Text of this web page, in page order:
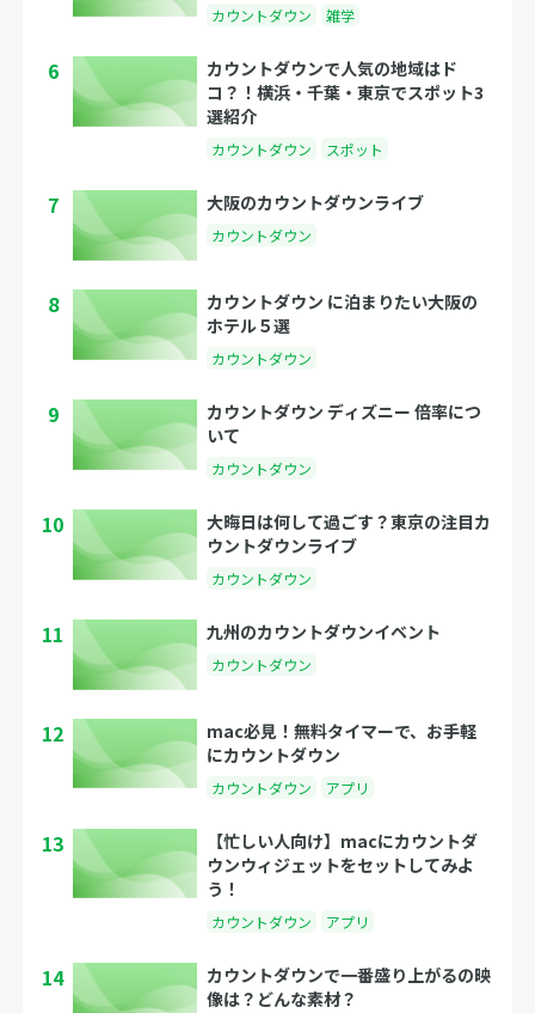
カウントダウン 雑学
6
カウントダウンで人気の地域はド
コ？！横浜・千葉・東京でスポット3
選紹介
カウントダウン スポット
7 大阪のカウントダウンライブ
カウントダウン
8
カウントダウン に泊まりたい大阪の
ホテル５選
カウントダウン
9
カウントダウン ディズニー 倍率につ
いて
カウントダウン
10
大晦日は何して過ごす？東京の注目カ
ウントダウンライブ
カウントダウン
11 九州のカウントダウンイベント
カウントダウン
12
mac必見！無料タイマーで、お手軽
にカウントダウン
カウントダウン アプリ
13
【忙しい人向け】macにカウントダ
ウンウィジェットをセットしてみよ
う！
カウントダウン アプリ
14
カウントダウンで一番盛り上がるの映
像は？どんな素材？